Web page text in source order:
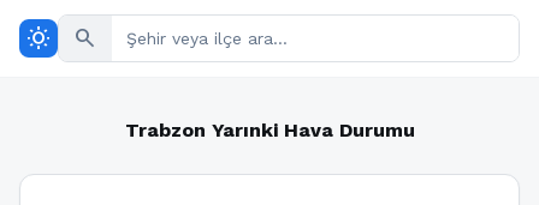
wb_sunny search
Trabzon Yarınki Hava Durumu